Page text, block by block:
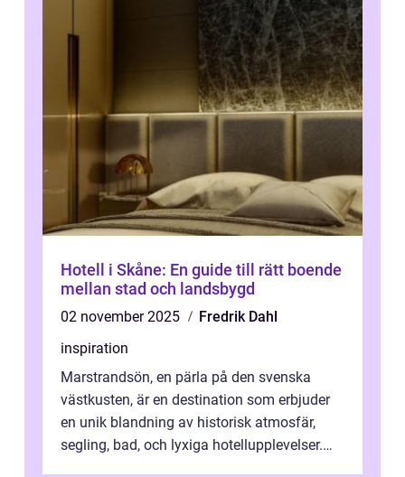
Hotell i Skåne: En guide till rätt boende
mellan stad och landsbygd
02 november 2025
Fredrik Dahl
inspiration
Marstrandsön, en pärla på den svenska
västkusten, är en destination som erbjuder
en unik blandning av historisk atmosfär,
segling, bad, och lyxiga hotellupplevelser.